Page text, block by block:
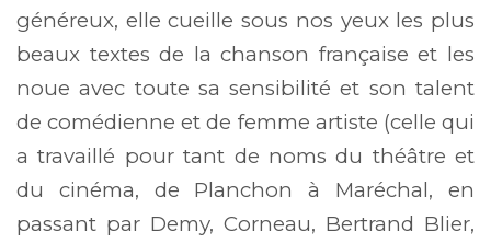
généreux, elle cueille sous nos yeux les plus
beaux textes de la chanson française et les
noue avec toute sa sensibilité et son talent
de comédienne et de femme artiste (celle qui
a travaillé pour tant de noms du théâtre et
du cinéma, de Planchon à Maréchal, en
passant par Demy, Corneau, Bertrand Blier,